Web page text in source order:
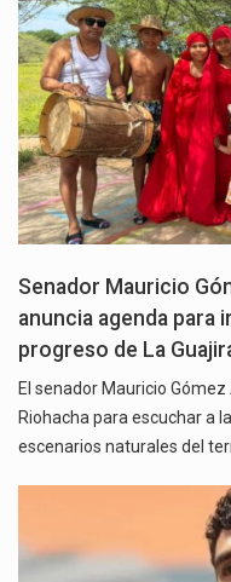
Senador Mauricio
anuncia agenda para
progreso de La
El senador Mauricio
Riohacha para escuchar a
escenarios naturales del